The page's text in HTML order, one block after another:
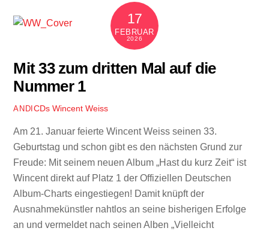
17
FEBRUAR
2026
Mit 33 zum dritten Mal auf die
Nummer 1
ANDICDs Wincent Weiss
Am 21. Januar feierte Wincent Weiss seinen 33.
Geburtstag und schon gibt es den nächsten Grund zur
Freude: Mit seinem neuen Album „Hast du kurz Zeit“ ist
Wincent direkt auf Platz 1 der Offiziellen Deutschen
Album-Charts eingestiegen! Damit knüpft der
Ausnahmekünstler nahtlos an seine bisherigen Erfolge
an und vermeldet nach seinen Alben „Vielleicht